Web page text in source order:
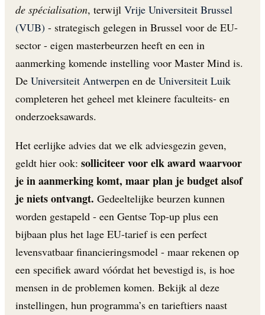
de spécialisation, terwijl Vrije Universiteit Brussel
(VUB) - strategisch gelegen in Brussel voor de EU-
sector - eigen masterbeurzen heeft en een in
aanmerking komende instelling voor Master Mind is.
De Universiteit Antwerpen en de Universiteit Luik
completeren het geheel met kleinere faculteits- en
onderzoeksawards.
Het eerlijke advies dat we elk adviesgezin geven,
geldt hier ook: solliciteer voor elk award waarvoor
je in aanmerking komt, maar plan je budget alsof
je niets ontvangt. Gedeeltelijke beurzen kunnen
worden gestapeld - een Gentse Top-up plus een
bijbaan plus het lage EU-tarief is een perfect
levensvatbaar financieringsmodel - maar rekenen op
een specifiek award vóórdat het bevestigd is, is hoe
mensen in de problemen komen. Bekijk al deze
instellingen, hun programma’s en tarieftiers naast